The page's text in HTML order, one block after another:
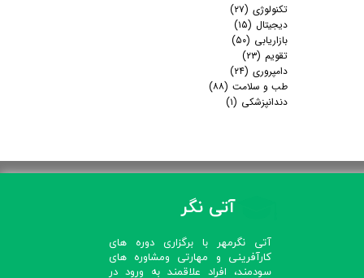
تکنولوژی (۲۷)
دیجیتال (۱۵)
بازاریابی (۵۰)
تقویم (۲۳)
دامپروری (۲۴)
طب و سلامت (۸۸)
دندانپزشکی (۱)
آتی نگر
آتی نگرمهر با برگزاری دوره های
کارآفرینی و مهارتی ومشاوره های
سودمند، افراد علاقمند به ورود در